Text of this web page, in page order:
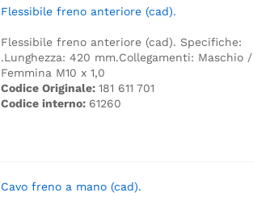
Flessibile freno anteriore (cad).
Flessibile freno anteriore (cad). Specifiche:
.Lunghezza: 420 mm.Collegamenti: Maschio /
Femmina M10 x 1,0
Codice Originale: 181 611 701
Codice interno: 61260
Cavo freno a mano (cad).